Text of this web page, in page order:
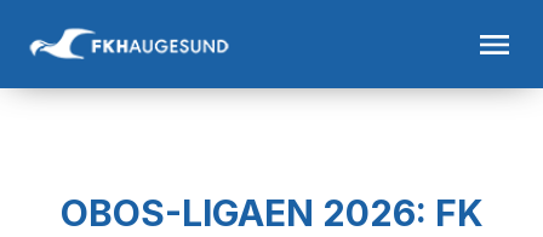
OBOS-LIGAEN 2026: FK